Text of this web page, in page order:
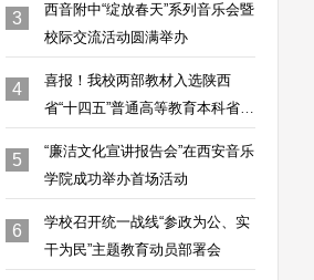
3
西音附中“绽放春天”系列音乐会暨
校际交流活动圆满举办
4
喜报！我校两部教材入选陕西
省“十四五”普通高等教育本科省级
5
“廉洁文化宣讲报告会”在西安音乐
学院成功举办首场活动
6
学校召开统一战线“参政为公、实
干为民”主题教育动员部署会